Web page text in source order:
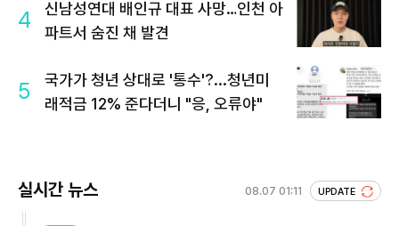
4
신남성연대 배인규 대표 사망…인천 아
파트서 숨진 채 발견
5
국가가 청년 상대로 '통수'?...청년미
래적금 12% 준다더니 "응, 오류야"
실시간 뉴스 08.07 01:11 UPDATE